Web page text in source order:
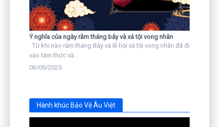
Ý nghĩa của ngày rằm tháng bảy và xá tội vong nhân
Từ khi nào rằm tháng Bảy và lễ hội xá tội vong nhân đã đi
vào tâm thức và...
06/09/2025
Hành khúc Bảo Vệ Âu Việt